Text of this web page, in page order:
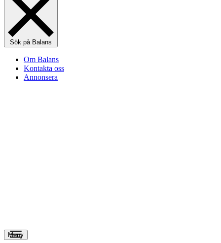
Sök på Balans
Om Balans
Kontakta oss
Annonsera
Meny